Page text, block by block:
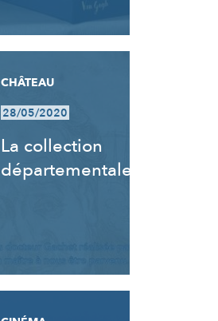
CHÂTEAU
28/05/2020
La collection
départementale